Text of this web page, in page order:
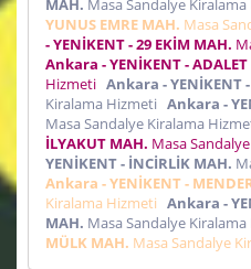
MAH. Masa Sandalye
YUNUS EMRE MAH. Masa
- YENİKENT - 29 EKİM MAH.
Ankara - YENİKENT -
Hizmeti Ankara - YENİKENT
Kiralama Hizmeti Ankara -
Masa Sandalye Kiralama
İLYAKUT MAH. Masa
YENİKENT - İNCİRLİK MAH.
Ankara - YENİKENT -
Kiralama Hizmeti Ankara -
MAH. Masa Sandalye
MÜLK MAH. Masa Sandalye